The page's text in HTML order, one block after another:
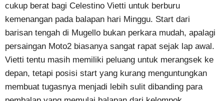
cukup berat bagi Celestino Vietti untuk berburu
kemenangan pada balapan hari Minggu. Start dari
barisan tengah di Mugello bukan perkara mudah, apalagi
persaingan Moto2 biasanya sangat rapat sejak lap awal.
Vietti tentu masih memiliki peluang untuk merangsek ke
depan, tetapi posisi start yang kurang menguntungkan
membuat tugasnya menjadi lebih sulit dibanding para